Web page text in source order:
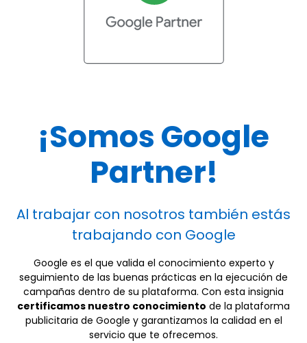
¡Somos Google
Partner!
Al trabajar con nosotros también estás
trabajando con Google
Google es el que valida el conocimiento experto y
seguimiento de las buenas prácticas en la ejecución de
campañas dentro de su plataforma. Con esta insignia
certificamos nuestro conocimiento de la plataforma
publicitaria de Google y garantizamos la calidad en el
servicio que te ofrecemos.